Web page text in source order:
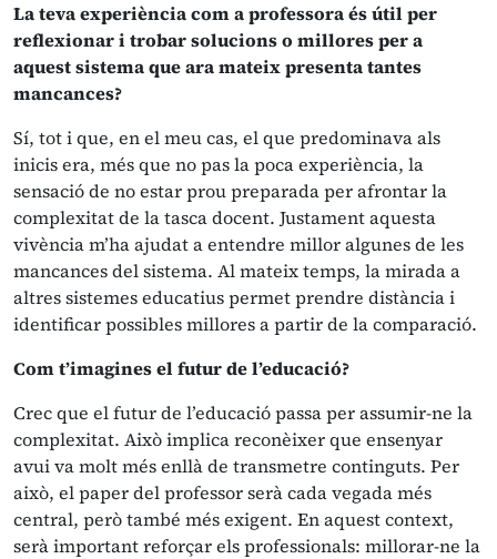
La teva experiència com a professora és útil per
reflexionar i trobar solucions o millores per a
aquest sistema que ara mateix presenta tantes
mancances?
Sí, tot i que, en el meu cas, el que predominava als
inicis era, més que no pas la poca experiència, la
sensació de no estar prou preparada per afrontar la
complexitat de la tasca docent. Justament aquesta
vivència m’ha ajudat a entendre millor algunes de les
mancances del sistema. Al mateix temps, la mirada a
altres sistemes educatius permet prendre distància i
identificar possibles millores a partir de la comparació.
Com t’imagines el futur de l’educació?
Crec que el futur de l’educació passa per assumir-ne la
complexitat. Això implica reconèixer que ensenyar
avui va molt més enllà de transmetre continguts. Per
això, el paper del professor serà cada vegada més
central, però també més exigent. En aquest context,
serà important reforçar els professionals: millorar-ne la